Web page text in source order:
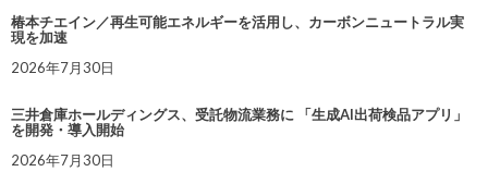
椿本チエイン／再生可能エネルギーを活用し、カーボンニュートラル実
現を加速
2026年7月30日
三井倉庫ホールディングス、受託物流業務に 「生成AI出荷検品アプリ」
を開発・導入開始
2026年7月30日